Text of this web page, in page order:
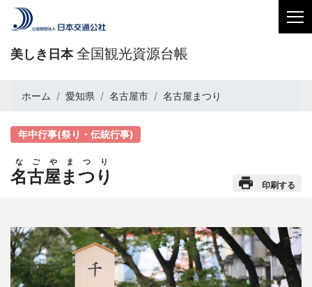
美しき日本 全国観光資源台帳
ホーム 愛知県 名古屋市 名古屋まつり
年中行事(祭り・伝統行事)
名古屋まつり
なごやまつり
印刷する